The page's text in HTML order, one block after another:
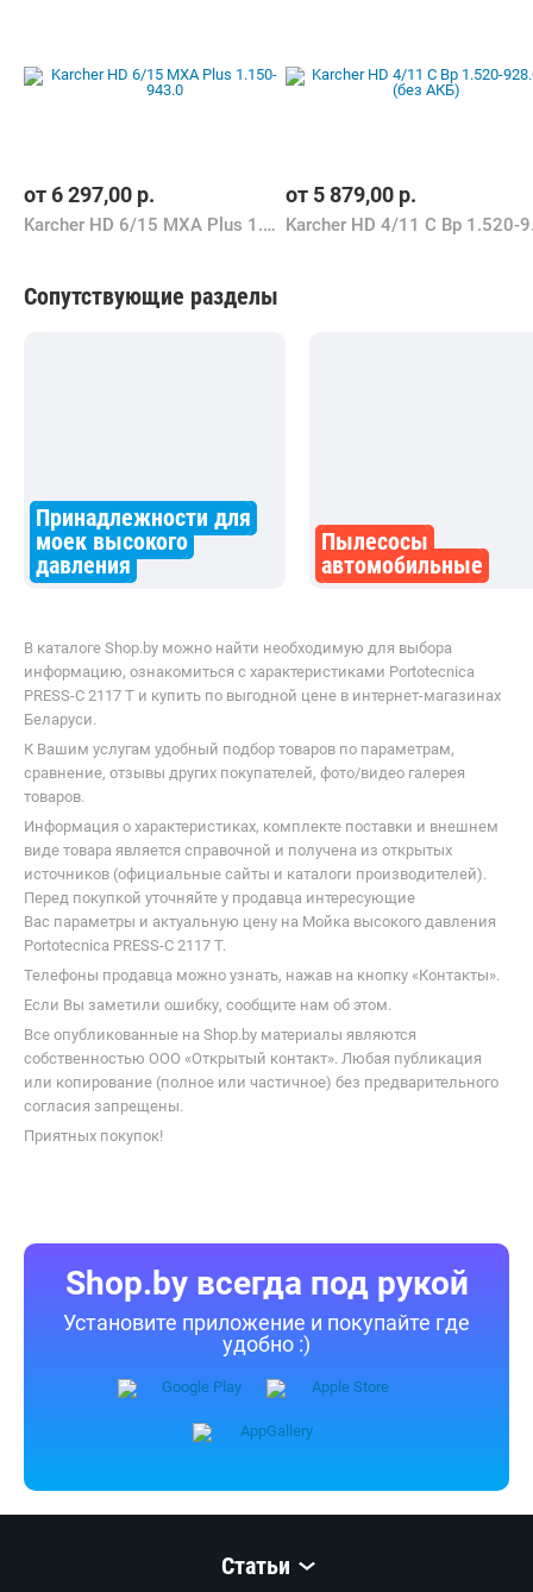
от6 297,00р. от5 879,00р.
Принадлежности для
моек высокого
Пылесосы
В каталоге Shop.by можно найти необходимую для выбора
информацию, ознакомиться с характеристиками Portotecnica
PRESS-C 2117 T и купить по выгодной цене в интернет-магазинах
Беларуси.
К Вашим услугам удобный подбор товаров по параметрам,
сравнение, отзывы других покупателей, фото/видео галерея
товаров.
Информация о характеристиках, комплекте поставки и внешнем
виде товара является справочной и получена из открытых
источников (официальные сайты и каталоги производителей).
Перед покупкой уточняйте у продавца интересующие
Portotecnica PRESS-C 2117 T.
Телефоны продавца можно узнать, нажав на кнопку «Контакты».
Если Вы заметили ошибку, сообщите нам об этом.
Все опубликованные на Shop.by материалы являются
собственностью ООО «Открытый контакт». Любая публикация
или копирование (полное или частичное) без предварительного
согласия запрещены.
Shop.by всегда под рукой
Установите приложение и покупайте где
удобно :)